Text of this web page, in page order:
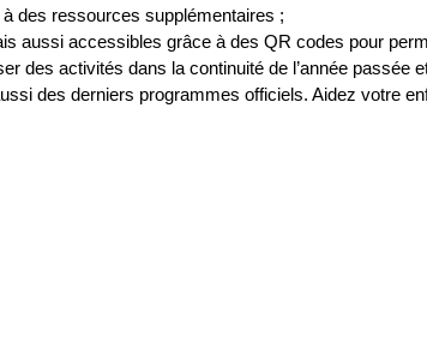
des ressources supplémentaires ;
aussi accessibles grâce à des QR codes pour
des activités dans la continuité de l’année passée
des derniers programmes officiels. Aidez votre